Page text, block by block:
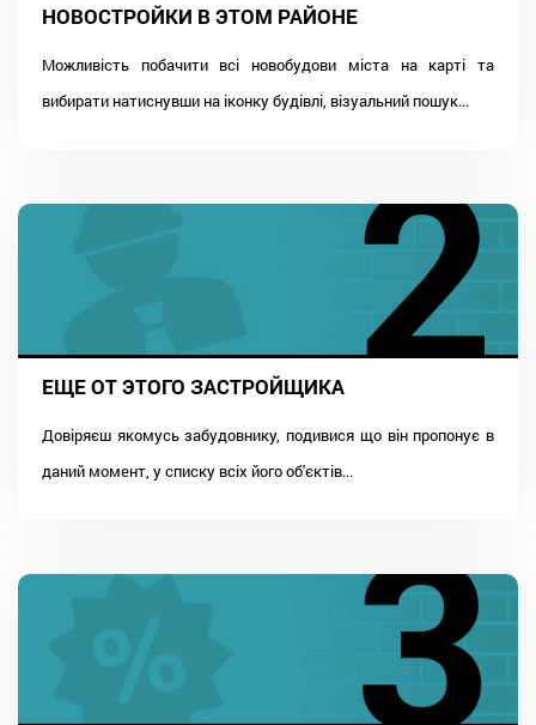
НОВОСТРОЙКИ В ЭТОМ РАЙОНЕ
Можливість побачити всі новобудови міста на карті та
вибирати натиснувши на іконку будівлі, візуальний пошук...
ЕЩЕ ОТ ЭТОГО ЗАСТРОЙЩИКА
Довіряєш якомусь забудовнику, подивися що він пропонує в
даний момент, у списку всіх його об'єктів...